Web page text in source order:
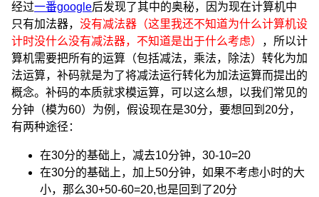
经过一番google后发现了其中的奥秘，因为现在计算机中
只有加法器， 没有减法器（这里我还不知道为什么计算机设
计时没什么没有减法器，不知道是出于什么考虑）
，所以计
算机需要把所有的运算（包括减法，乘法，除法）转化为加
法运算，补码就是为了将减法运行转化为加法运算而提出的
概念。补码的本质就求模运算，可以这么想，以我们常见的
分钟（模为60）为例，假设现在是30分，要想回到20分，
有两种途径：
在30分的基础上，减去10分钟，30-10=20
在30分的基础上，加上50分钟，如果不考虑小时的大
小，那么30+50-60=20,也是回到了20分